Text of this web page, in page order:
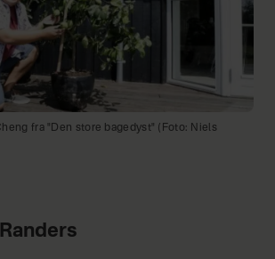
fra "Den store bagedyst" (Foto: Niels